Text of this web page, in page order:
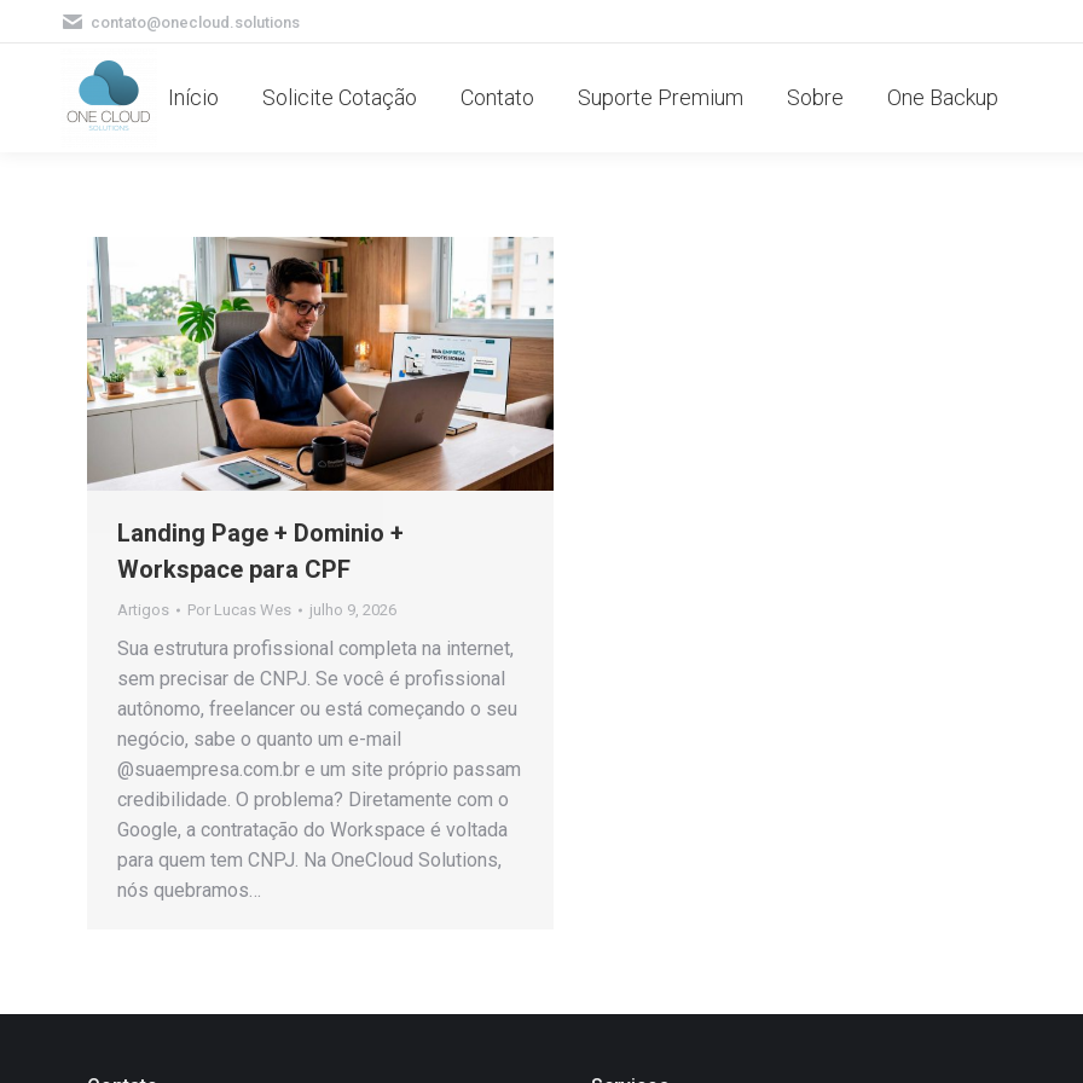
contato@onecloud.solutions
Início Solicite Cotação Contato Suporte Premium Sobre One Backup
Landing Page + Dominio +
Workspace para CPF
Artigos Por Lucas Wes julho 9, 2026
Sua estrutura profissional completa na internet,
sem precisar de CNPJ. Se você é profissional
autônomo, freelancer ou está começando o seu
negócio, sabe o quanto um e-mail
@suaempresa.com.br e um site próprio passam
credibilidade. O problema? Diretamente com o
Google, a contratação do Workspace é voltada
para quem tem CNPJ. Na OneCloud Solutions,
nós quebramos…